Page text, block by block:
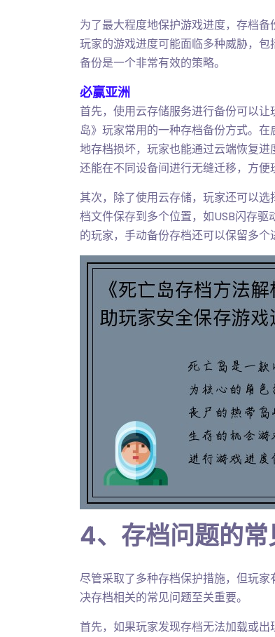
为了最大程度地保护游戏进度，存档
玩家的游戏进度可能面临多种威胁，
备份是一个非常有效的策略。
必赢亚洲
首先，使用云存储服务进行备份可以
岛》玩家常用的一种存档备份方式。
地存档损坏，玩家也能通过云端恢复进
还能在不同设备间进行无缝迁移，方便
其次，除了使用云存储，玩家还可以
档文件保存到多个位置，如USB闪存
的玩家，手动备份存档还可以保留多个
4、存档问题的
尽管采取了多种存档保护措施，但玩
决存档相关的常见问题至关重要。
首先，如果玩家发现存档无法加载或